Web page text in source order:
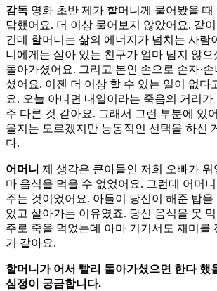
감독 영화 초반 제가 할머니께 물어봤을 때
답했어요. 더 이상 물어보지 않았어요. 같
건데 할머니는 삶의 에너지가 넘치는 사람
니에게는 살아 있는 친구가 얼마 남지 않으
돌아가셨어요. 그리고 본인 손으로 손자·
셨어요. 이젠 더 이상 할 수 있는 일이 없다
요. 오늘 아니면 내일이라는 죽음의 거리
주 다른 것 같아요. 그래서 그런 부분에 있
을지는 모르겠지만 능동적인 선택을 하신
다.
어머니 제 생각은 큰아들인 저희 오빠가 위
마 음식을 먹을 수 없었어요. 그런데 어머
주는 것이었어요. 아들이 당신이 해준 밥을
었고 살아가는 이유였죠. 당신 음식을 못
주로 죽을 먹었는데 아마 거기서도 재미를
거 같아요.
할머니가 어서 빨리 돌아가셨으면 한다 했
심정이 궁금합니다.